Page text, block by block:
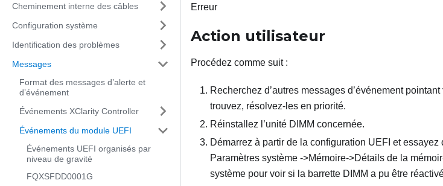
Cheminement interne des câbles
Configuration système
Identification des problèmes
Messages
Format des messages d’alerte et
d’événement
Événements XClarity Controller
Événements du module UEFI
Événements UEFI organisés par
niveau de gravité
FQXSFDD0001G
Erreur
Action utilisateur
Procédez comme suit :
Recherchez d’autres messages d’événement
trouvez, résolvez-les en priorité.
Réinstallez l’unité DIMM concernée.
Démarrez à partir de la configuration UEFI et essayez
Paramètres système ->Mémoire->Détails de la
système pour voir si la barrette DIMM a pu être